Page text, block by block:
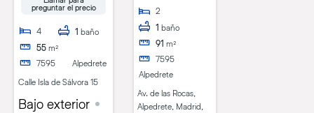
preguntar el precio
4 1 baño
55 m²
7595
Alpedrete
Calle Isla de Sálvora 15
Bajo exterior
2
1 baño
91 m²
7595
Alpedrete
Av. de las Rocas,
Alpedrete, Madrid,